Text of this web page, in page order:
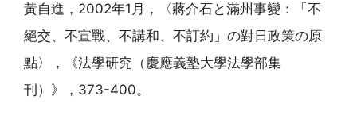
黃自進，2002年1月，〈蔣介石と滿州事變：「不
絕交、不宣戰、不講和、不訂約」の對日政策の原
點〉，《法學研究（慶應義塾大學法學部集
刊）》，373-400。